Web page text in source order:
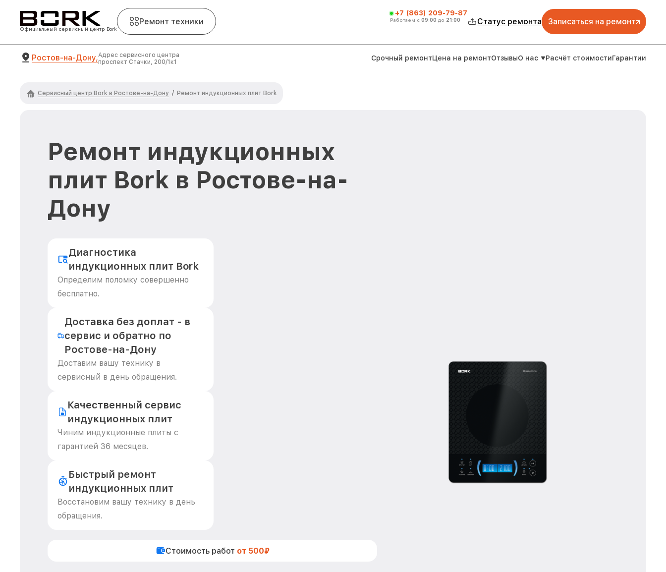
Официальный сервисный центр Bork
Ремонт техники
+7 (863) 209-79-87
Работаем с 09:00 до 21:00 Статус ремонта Записаться на ремонт
Ростов-на-Дону,Адрес сервисного центра
проспект Стачки, 200/1к1
Срочный ремонтЦена на ремонтОтзывыО нас Расчёт стоимостиГарантии
Сервисный центр Bork в Ростове-на-Дону / Ремонт индукционных плит Bork
Ремонт индукционных
плит Bork в Ростове-на-
Дону
Диагностика
индукционных плит Bork
Определим поломку совершенно
бесплатно.
Доставка без доплат - в
сервис и обратно по
Ростове-на-Дону
Доставим вашу технику в
сервисный в день обращения.
Качественный сервис
индукционных плит
Чиним индукционные плиты с
гарантией 36 месяцев.
Быстрый ремонт
индукционных плит
Восстановим вашу технику в день
обращения.
Стоимость работ от 500₽